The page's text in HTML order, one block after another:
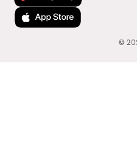
Laden im App Store
©